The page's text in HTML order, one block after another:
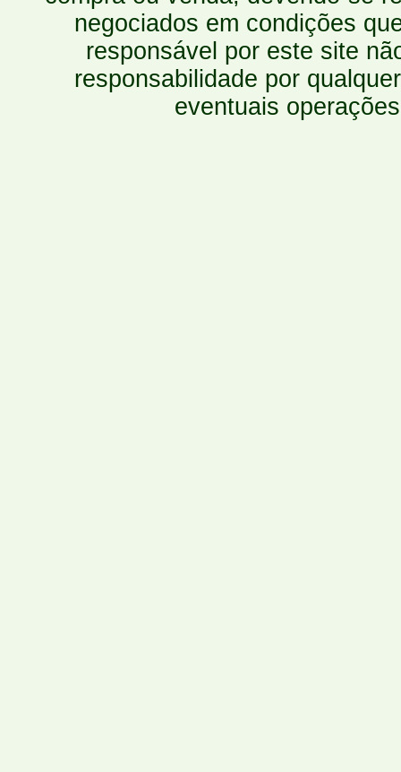
negociados em condições
responsável por este site
responsabilidade por
eventuais